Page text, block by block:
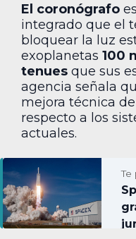
El coronógrafo
integrado que el
bloquear la luz
exoplanetas 100
tenues que sus
agencia señala
mejora técnica de
respecto a los
actuales.
Te